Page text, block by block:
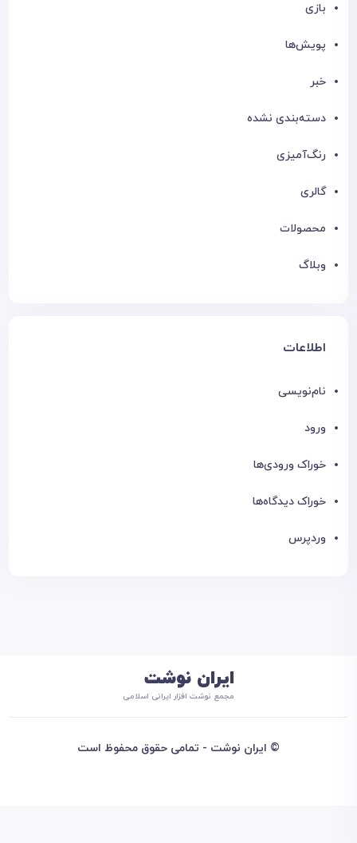
بازی
پویش‌ها
خبر
دسته‌بندی نشده
رنگ‌آمیزی
گالری
محصولات
وبلاگ
اطلاعات
نام‌نویسی
ورود
خوراک ورودی‌ها
خوراک دیدگاه‌ها
وردپرس
ایران نوشت
مجمع نوشت افزار ایرانی اسلامی
© ایران نوشت - تمامی حقوق محفوظ است